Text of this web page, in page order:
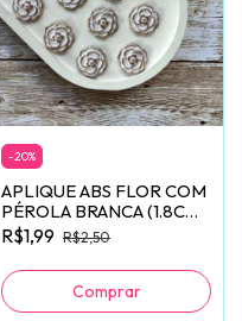
-20%
APLIQUE ABS FLOR COM
PÉROLA BRANCA (1.8CM)
- 2 UNIDADES
R$1,99 R$2,50